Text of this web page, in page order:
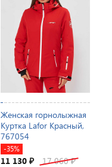
Женская горнолыжная
Куртка Lafor Красный,
767054
-35%
11 130 ₽ 17 060₽